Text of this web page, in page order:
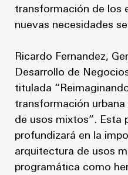
transformación de los
nuevas necesidades
Ricardo Fernandez,
Desarrollo de
titulada
transformación
de usos mixtos”. Esta
profundizará en la
arquitectura de usos
programática como